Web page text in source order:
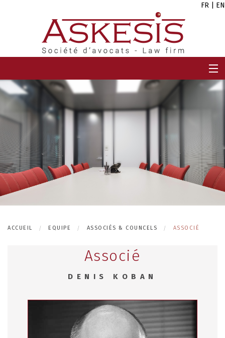
FR EN
EQUIPE
CARRIÈRES
ACTUALITÉS
ACCUEIL EQUIPE ASSOCIÉS & COUNCELS ASSOCIÉ
Associé
DENIS KOBAN